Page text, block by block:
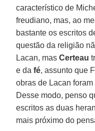
característico de
freudiano, mas, ao
bastante os escritos
questão da religião
Lacan, masCerteau
e dafé, assunto que
obras de Lacan
Desse modo, penso
escritos as duas
mais próximo do